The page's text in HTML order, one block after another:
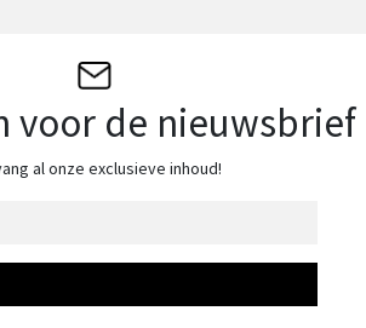
voor de nieuwsbrief
al onze exclusieve inhoud!